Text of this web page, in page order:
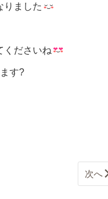
りました
くださいね
す?
次へ